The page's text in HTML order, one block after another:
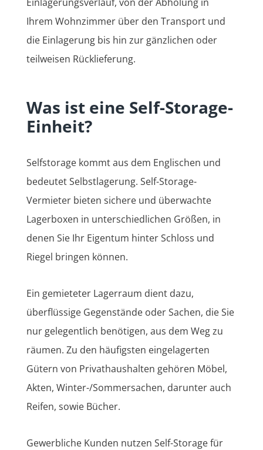
Ihrem Wohnzimmer über den Transport und
die Einlagerung bis hin zur gänzlichen oder
teilweisen Rücklieferung.
Was ist eine Self-Storage-
Einheit?
Selfstorage kommt aus dem Englischen und
bedeutet Selbstlagerung. Self-Storage-
Vermieter bieten sichere und überwachte
Lagerboxen in unterschiedlichen Größen, in
denen Sie Ihr Eigentum hinter Schloss und
Riegel bringen können.
Ein gemieteter Lagerraum dient dazu,
überflüssige Gegenstände oder Sachen, die Sie
nur gelegentlich benötigen, aus dem Weg zu
räumen. Zu den häufigsten eingelagerten
Gütern von Privathaushalten gehören Möbel,
Akten, Winter-/Sommersachen, darunter auch
Reifen, sowie Bücher.
Gewerbliche Kunden nutzen Self-Storage für